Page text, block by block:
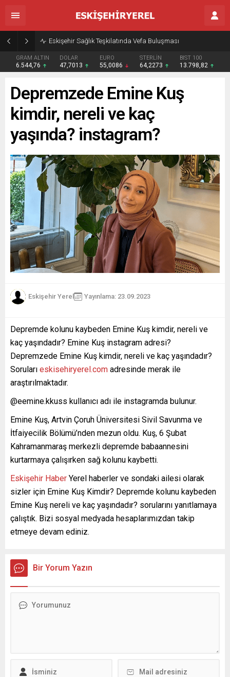
Eskişehir Sağlık Teşkilatında Vefa Buluşması
GRAM ALTIN
6.544,76
DOLAR
47,7013
EURO
55,0086
STERLİN
64,2273
BIST 100
13.798,82
Depremzede Emine Kuş
kimdir, nereli ve kaç
yaşında? instagram?
Eskişehir Yerel Yayınlama: 23.09.2023
Depremde kolunu kaybeden Emine Kuş kimdir, nereli ve
kaç yaşındadır? Emine Kuş instagram adresi?
Depremzede Emine Kuş kimdir, nereli ve kaç yaşındadır?
Soruları eskisehiryerel.com adresinde merak ile
araştırılmaktadır.
@eemine.kkuss kullanıcı adı ile instagramda bulunur.
Emine Kuş, Artvin Çoruh Üniversitesi Sivil Savunma ve
İtfaiyecilik Bölümü’nden mezun oldu. Kuş, 6 Şubat
Kahramanmaraş merkezli depremde babaannesini
kurtarmaya çalışırken sağ kolunu kaybetti.
Eskişehir Haber Yerel haberler ve sondaki ailesi olarak
sizler için Emine Kuş Kimdir? Depremde kolunu kaybeden
Emine Kuş nereli ve kaç yaşındadır? sorularını yanıtlamaya
çalıştık. Bizi sosyal medyada hesaplarımızdan takip
etmeye devam ediniz.
Bir Yorum Yazın